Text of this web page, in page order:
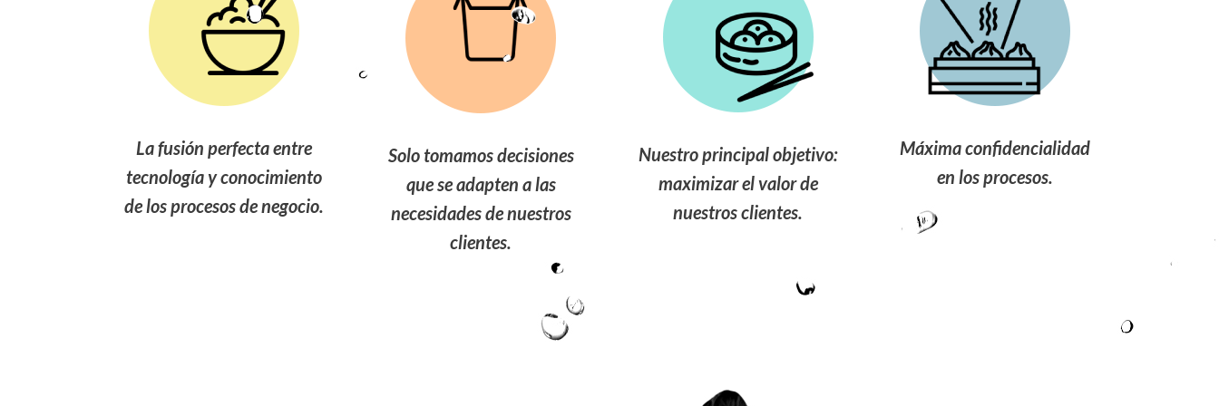
La fusión perfecta entre
tecnología y conocimiento
de los procesos de negocio.
Solo tomamos decisiones
que se adapten a las
necesidades de nuestros
clientes.
Nuestro principal objetivo:
maximizar el valor de
nuestros clientes.
Máxima confidencialidad
en los procesos.